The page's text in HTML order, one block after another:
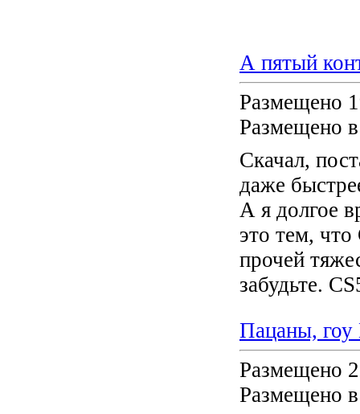
А пятый
Размещено
Размещено в
Скачал,
даже
А я долгое
это тем, что
прочей
забудьте.
Пацаны, гоу
Размещено
Размещено в